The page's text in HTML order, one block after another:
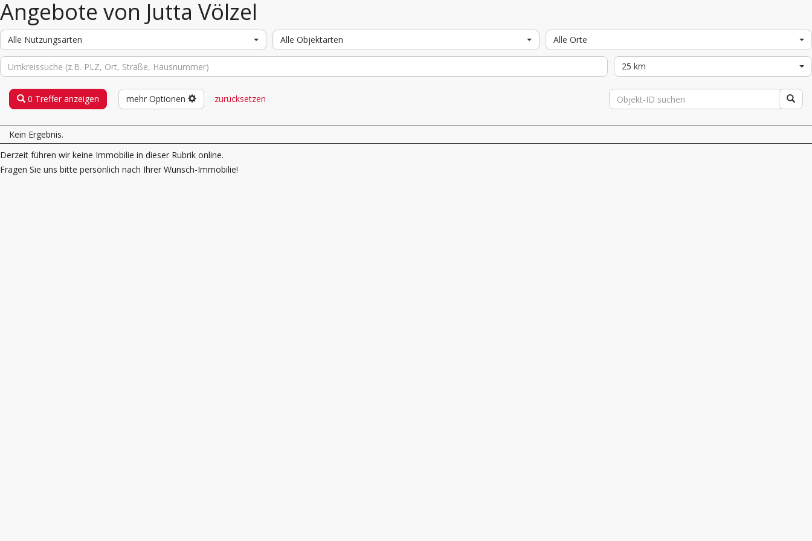
Angebote von Jutta Völzel
Alle Nutzungsarten Alle Objektarten Alle Orte
25 km
0 Treffer anzeigen mehr Optionen zurücksetzen
Kein Ergebnis.
Derzeit führen wir keine Immobilie in dieser Rubrik online.
Fragen Sie uns bitte persönlich nach Ihrer Wunsch-Immobilie!